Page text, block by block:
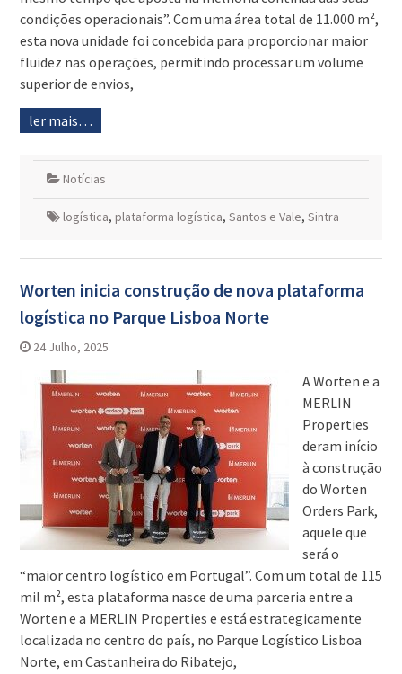
condições operacionais”. Com uma área total de 11.000 m²,
esta nova unidade foi concebida para proporcionar maior
fluidez nas operações, permitindo processar um volume
superior de envios,
ler mais…
Notícias
logística, plataforma logística, Santos e Vale, Sintra
Worten inicia construção de nova plataforma
logística no Parque Lisboa Norte
24 Julho, 2025
A Worten e a
MERLIN
Properties
deram início
à construção
do Worten
Orders Park,
aquele que
será o
“maior centro logístico em Portugal”. Com um total de 115
mil m², esta plataforma nasce de uma parceria entre a
Worten e a MERLIN Properties e está estrategicamente
localizada no centro do país, no Parque Logístico Lisboa
Norte, em Castanheira do Ribatejo,